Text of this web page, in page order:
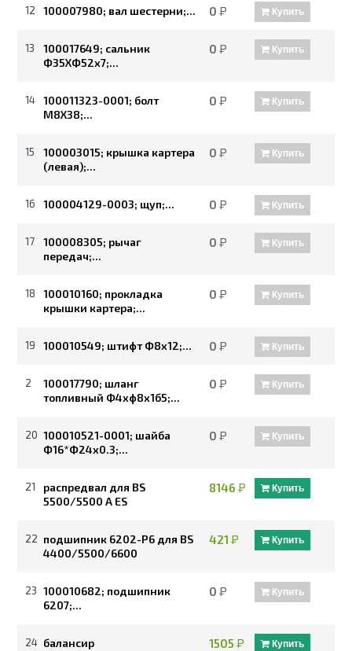
12 100007980; вал шестерни;... 0Р Купить
13
100017649; сальник
Ф35ХФ52х7;...
0Р Купить
14
100011323-0001; болт
М8Х38;...
0Р Купить
15
100003015; крышка картера
(левая);...
0Р Купить
16 100004129-0003; щуп;... 0Р Купить
17
100008305; рычаг
передач;...
0Р Купить
18
100010160; прокладка
крышки картера;...
0Р Купить
19 100010549; штифт Ф8х12;... 0Р Купить
2
100017790; шланг
топливный Ф4хф8х1б5;...
0Р Купить
20 100010521-0001; шайба
Ф16*Ф24х0.3;...
0Р Купить
21
распредвал для BS
5500/5500 A ES
8146Р Купить
22 подшипник 6202-P6 для BS
4400/5500/6600
421Р Купить
23 100010682; подшипник
6207;...
0Р Купить
24 балансир 1505Р Купить